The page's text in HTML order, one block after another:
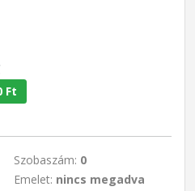
Ft
Szobaszám: 0
Emelet: nincs megadva